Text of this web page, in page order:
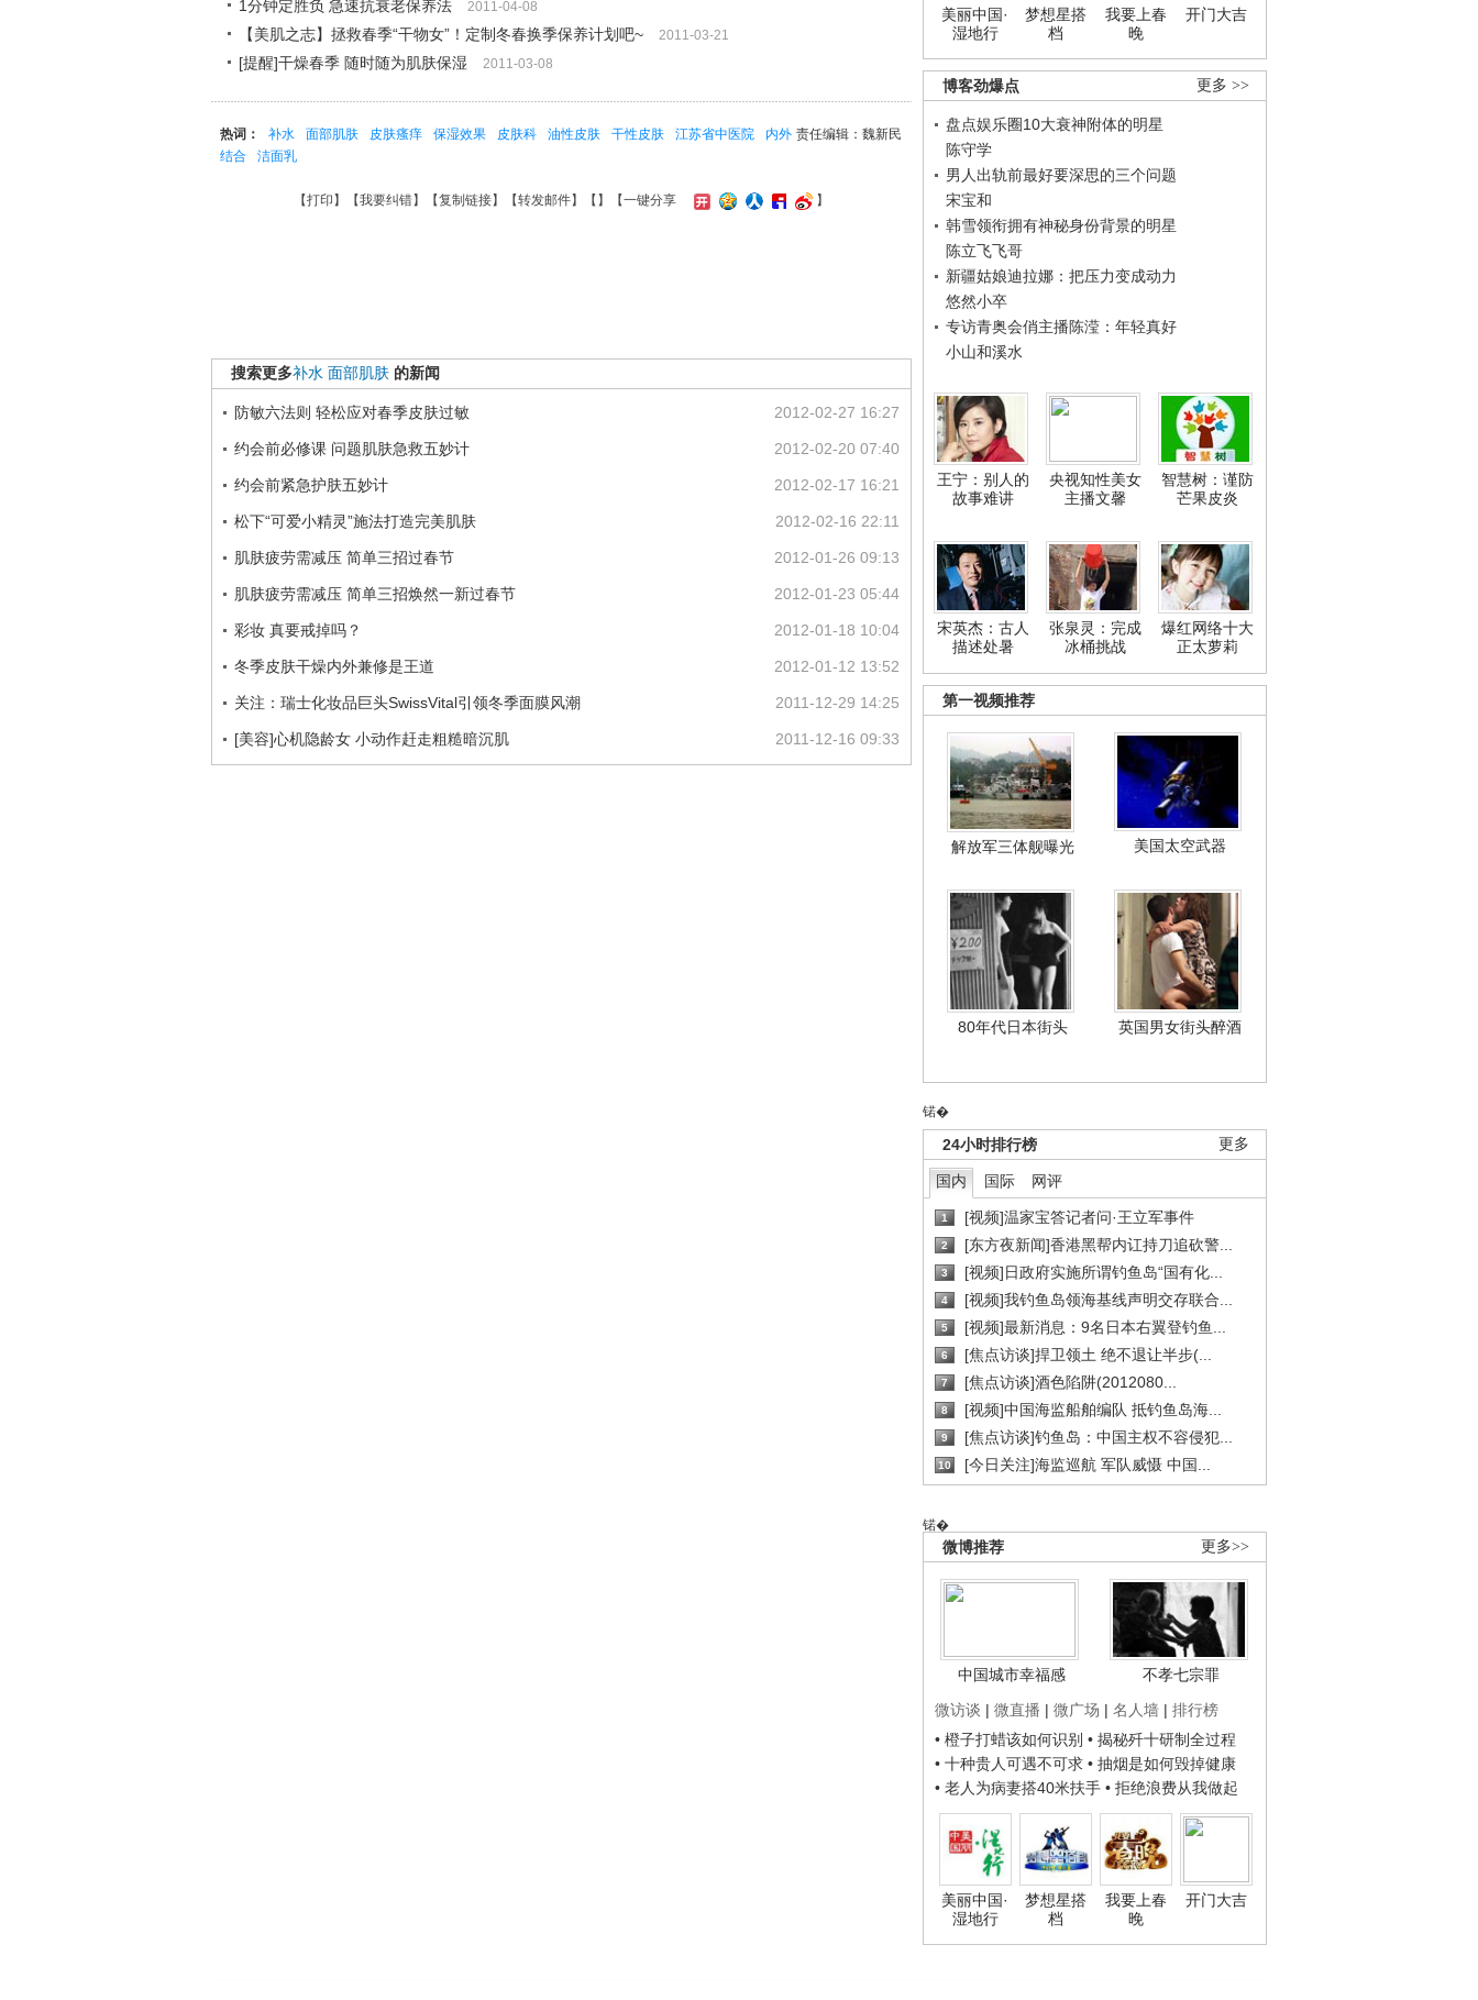
美丽中国·
湿地行
梦想星搭
档
我要上春
晚
开门大吉
更多 >>
博客劲爆点
盘点娱乐圈10大衰神附体的明星
陈守学
男人出轨前最好要深思的三个问题
宋宝和
韩雪领衔拥有神秘身份背景的明星
陈立飞飞哥
新疆姑娘迪拉娜：把压力变成动力
悠然小卒
专访青奥会俏主播陈滢：年轻真好
小山和溪水
王宁：别人的
故事难讲
央视知性美女
主播文馨
智慧树：谨防
芒果皮炎
宋英杰：古人
描述处暑
张泉灵：完成
冰桶挑战
爆红网络十大
正太萝莉
第一视频推荐
解放军三体舰曝光 美国太空武器
80年代日本街头 英国男女街头醉酒
锘�
更多
24小时排行榜
国内 国际 网评
1 [视频]温家宝答记者问·王立军事件
2 [东方夜新闻]香港黑帮内讧持刀追砍警...
3 [视频]日政府实施所谓钓鱼岛“国有化...
4 [视频]我钓鱼岛领海基线声明交存联合...
5 [视频]最新消息：9名日本右翼登钓鱼...
6 [焦点访谈]捍卫领土 绝不退让半步(...
7 [焦点访谈]酒色陷阱(2012080...
8 [视频]中国海监船舶编队 抵钓鱼岛海...
9 [焦点访谈]钓鱼岛：中国主权不容侵犯...
10 [今日关注]海监巡航 军队威慑 中国...
锘�
更多>>
微博推荐
中国城市幸福感
不孝七宗罪
微访谈 | 微直播 | 微广场 | 名人墙 | 排行榜
• 橙子打蜡该如何识别 • 揭秘歼十研制全过程
• 十种贵人可遇不可求 • 抽烟是如何毁掉健康
• 老人为病妻搭40米扶手 • 拒绝浪费从我做起
美丽中国·
湿地行
梦想星搭
档
我要上春
晚
开门大吉
1分钟定胜负 急速抗衰老保养法 2011-04-08
【美肌之志】拯救春季“干物女”！定制冬春换季保养计划吧~ 2011-03-21
[提醒]干燥春季 随时随为肌肤保湿 2011-03-08
责任编辑：魏新民
热词： 补水 面部肌肤 皮肤瘙痒 保湿效果 皮肤科 油性皮肤 干性皮肤 江苏省中医院
内外
结合
洁面乳
【打印 】【我要纠错】【复制链接】【转发邮件】【 】 【一键分享 】
搜索更多补水 面部肌肤 的新闻
2012-02-27 16:27
防敏六法则 轻松应对春季皮肤过敏
2012-02-20 07:40
约会前必修课 问题肌肤急救五妙计
2012-02-17 16:21
约会前紧急护肤五妙计
2012-02-16 22:11
松下“可爱小精灵”施法打造完美肌肤
2012-01-26 09:13
肌肤疲劳需减压 简单三招过春节
2012-01-23 05:44
肌肤疲劳需减压 简单三招焕然一新过春节
2012-01-18 10:04
彩妆 真要戒掉吗？
2012-01-12 13:52
冬季皮肤干燥内外兼修是王道
2011-12-29 14:25
关注：瑞士化妆品巨头SwissVital引领冬季面膜风潮
2011-12-16 09:33
[美容]心机隐龄女 小动作赶走粗糙暗沉肌